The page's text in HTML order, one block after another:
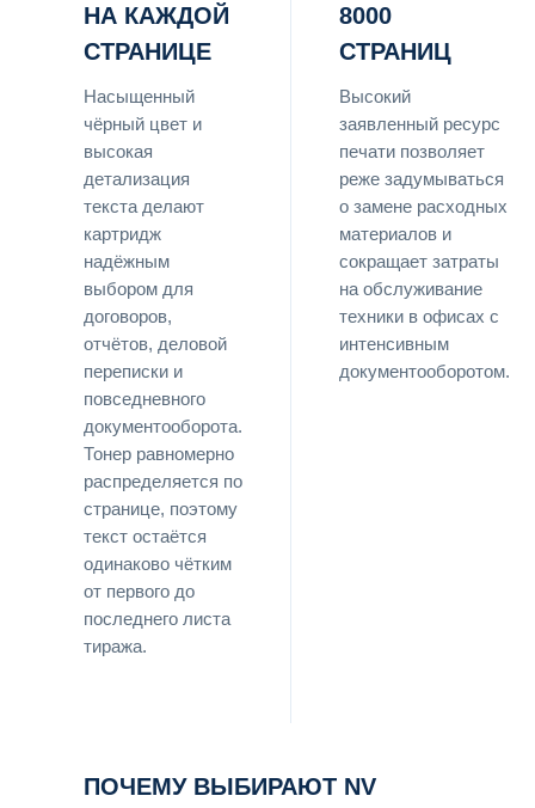
НА КАЖДОЙ
СТРАНИЦЕ
Насыщенный
чёрный цвет и
высокая
детализация
текста делают
картридж
надёжным
выбором для
договоров,
отчётов, деловой
переписки и
повседневного
документооборота.
Тонер равномерно
распределяется по
странице, поэтому
текст остаётся
одинаково чётким
от первого до
последнего листа
тиража.
8000
СТРАНИЦ
Высокий
заявленный ресурс
печати позволяет
реже задумываться
о замене расходных
материалов и
сокращает затраты
на обслуживание
техники в офисах с
интенсивным
документооборотом.
ПОЧЕМУ ВЫБИРАЮТ NV